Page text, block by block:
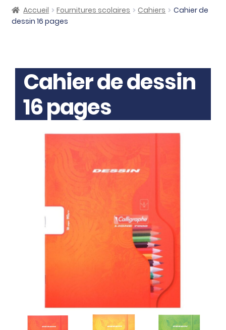
Accueil Fournitures scolaires Cahiers
Cahier de
dessin 16 pages
Cahier de dessin
16 pages